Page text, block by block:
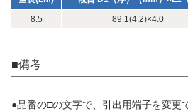
8.5
89.1(4.2)×4.0
■備考
●品番の□の文字で、引出用端子を変更